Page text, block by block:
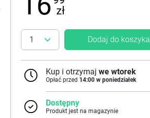
zł
Dodaj do koszyka
Kup i otrzymajwe wtorek
Opłać przed 14:00 w poniedziałek
Dostępny
Produkt jest na magazynie